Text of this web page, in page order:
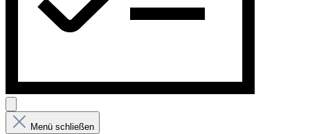
Menü schließen